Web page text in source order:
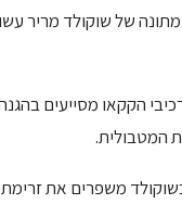
של שוקולד מריר
הקקאו מסייעים
המטבולית.
משפרים את